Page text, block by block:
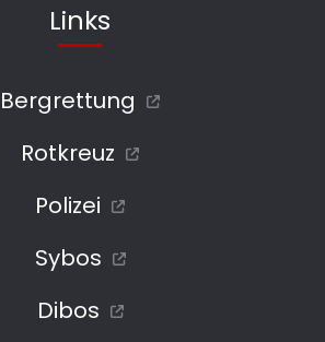
Links
Bergrettung
Rotkreuz
Polizei
Sybos
Dibos